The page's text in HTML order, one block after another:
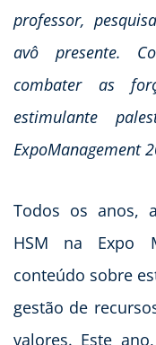
professor,
avô presente.
combater as
estimulante
ExpoManagement
Todos os anos,
HSM na Expo
conteúdo sobre
gestão de
valores. Este